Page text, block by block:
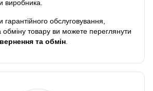
виробника.
гарантійного обслуговування,
товару ви можете переглянути
та обмін